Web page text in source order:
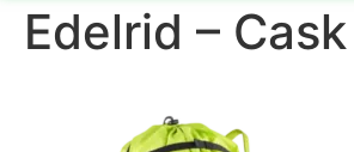
Edelrid –